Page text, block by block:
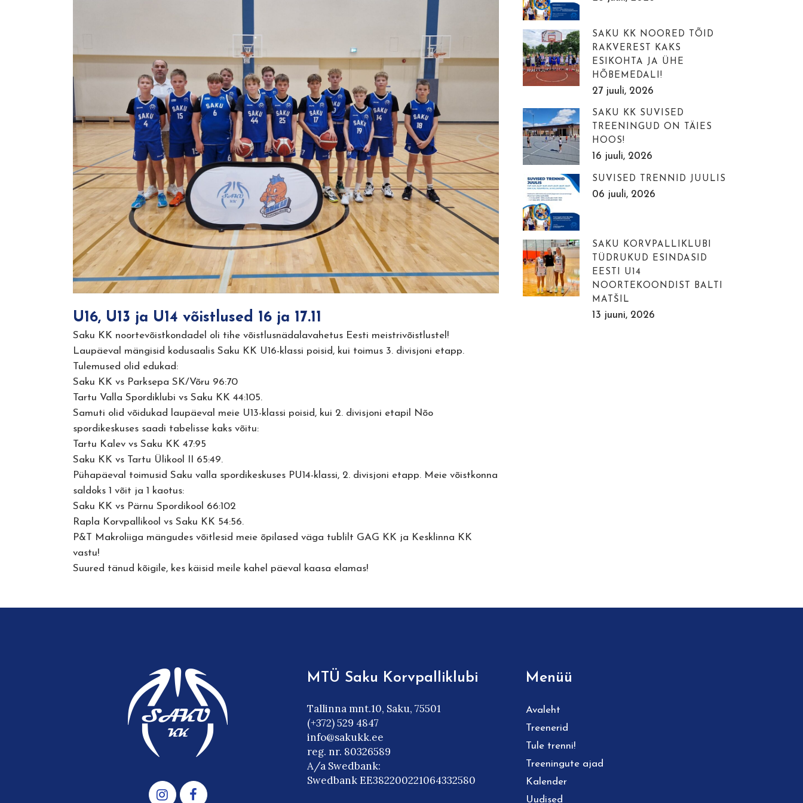
U16, U13 ja U14 võistlused 16 ja 17.11
Saku KK noortevõistkondadel oli tihe võistlusnädalavahetus Eesti meistrivõistlustel!
Laupäeval mängisid kodusaalis Saku KK U16-klassi poisid, kui toimus 3. divisjoni etapp.
Tulemused olid edukad:
Saku KK vs Parksepa SK/Võru 96:70
Tartu Valla Spordiklubi vs Saku KK 44:105.
Samuti olid võidukad laupäeval meie U13-klassi poisid, kui 2. divisjoni etapil Nõo
spordikeskuses saadi tabelisse kaks võitu:
Tartu Kalev vs Saku KK 47:95
Saku KK vs Tartu Ülikool II 65:49.
Pühapäeval toimusid Saku valla spordikeskuses PU14-klassi, 2. divisjoni etapp. Meie võistkonna
saldoks 1 võit ja 1 kaotus:
Saku KK vs Pärnu Spordikool 66:102
Rapla Korvpallikool vs Saku KK 54:56.
P&T Makroliiga mängudes võitlesid meie õpilased väga tublilt GAG KK ja Kesklinna KK
vastu!
Suured tänud kõigile, kes käisid meile kahel päeval kaasa elamas!
SAKU KK NOORED TÕID
RAKVEREST KAKS
ESIKOHTA JA ÜHE
HÕBEMEDALI!
27 juuli, 2026
SAKU KK SUVISED
TREENINGUD ON TÄIES
HOOS!
16 juuli, 2026
SUVISED TRENNID JUULIS
06 juuli, 2026
SAKU KORVPALLIKLUBI
TÜDRUKUD ESINDASID
EESTI U14
NOORTEKOONDIST BALTI
MATŠIL
13 juuni, 2026
MTÜ Saku Korvpalliklubi
Tallinna mnt.10, Saku, 75501
(+372) 529 4847
info@sakukk.ee
reg. nr. 80326589
A/a Swedbank:
Swedbank EE382200221064332580
Menüü
Avaleht
Treenerid
Tule trenni!
Treeningute ajad
Kalender
Uudised